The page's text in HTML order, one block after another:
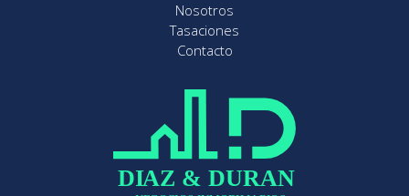
Nosotros
Tasaciones
Contacto